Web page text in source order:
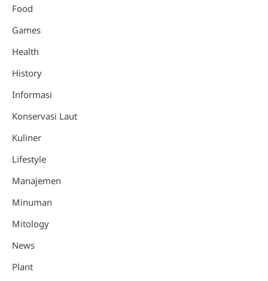
Food
Games
Health
History
Informasi
Konservasi Laut
Kuliner
Lifestyle
Manajemen
Minuman
Mitology
News
Plant